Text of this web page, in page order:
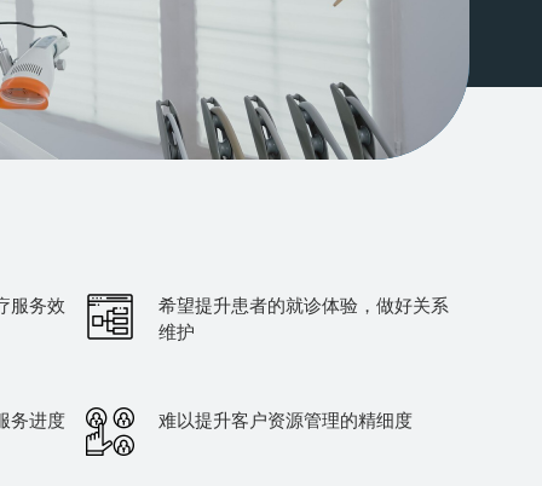
服务效
希望提升患者的就诊体验，做好关系
维护
务进度 难以提升客户资源管理的精细度